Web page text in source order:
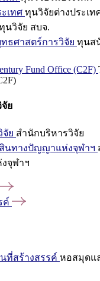
เทศ ทุนวิจัยต่างประเท
นวิจัย สบจ.
ธศาสตร์การวิจัย ทุนส
Fund Office (C2F)
ย
จัย สำนักบริหารวิจัย
นทางปัญญาแห่งจุฬาฯ
จุฬาฯ
ค์
ที่สร้างสรรค์ หอสมุดแ